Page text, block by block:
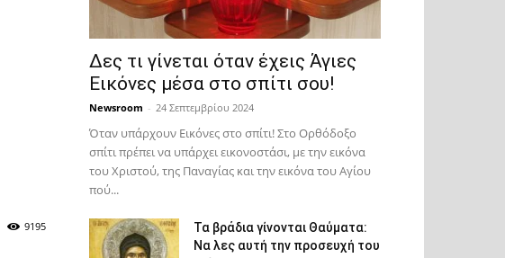
9195
Δες τι γίνεται όταν έχεις Άγιες
Εικόνες μέσα στο σπίτι σου!
Newsroom - 24 Σεπτεμβρίου 2024
Όταν υπάρχουν Εικόνες στο σπίτι! Στο Ορθόδοξο
σπίτι πρέπει να υπάρχει εικονοστάσι, με την εικόνα
του Χριστού, της Παν­αγίας και την εικόνα του Αγίου
πού...
Τα βράδια γίνονται Θαύματα:
Να λες αυτή την προσευχή του